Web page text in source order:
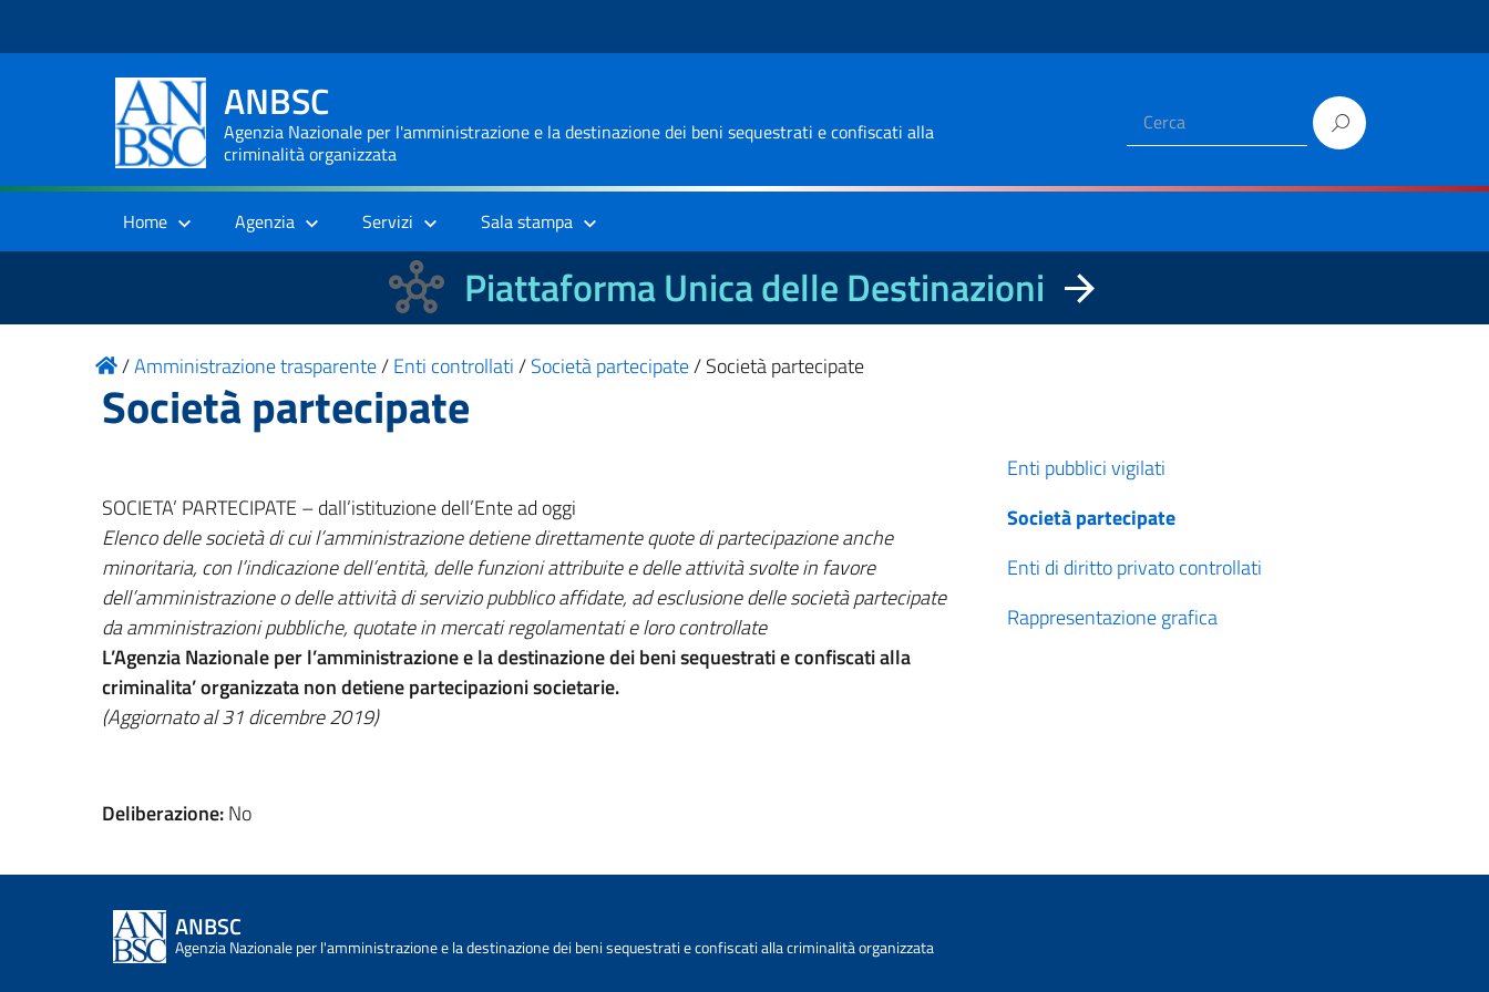
ANBSC
Agenzia Nazionale per l'amministrazione e la destinazione dei beni sequestrati e confiscati alla
criminalità organizzata
Home Agenzia Servizi Sala stampa
Piattaforma Unica delle Destinazioni
/Amministrazione trasparente/Enti controllati/Società partecipate/Società partecipate
Società partecipate
SOCIETA’ PARTECIPATE – dall’istituzione dell’Ente ad oggi
Elenco delle società di cui l’amministrazione detiene direttamente quote di partecipazione anche
minoritaria, con l’indicazione dell’entità, delle funzioni attribuite e delle attività svolte in favore
dell’amministrazione o delle attività di servizio pubblico affidate, ad esclusione delle società partecipate
da amministrazioni pubbliche, quotate in mercati regolamentati e loro controllate
L’Agenzia Nazionale per l’amministrazione e la destinazione dei beni sequestrati e confiscati alla
criminalita’ organizzata non detiene partecipazioni societarie.
(Aggiornato al 31 dicembre 2019)
Deliberazione:No
Enti pubblici vigilati
Società partecipate
Enti di diritto privato controllati
Rappresentazione grafica
ANBSC
Agenzia Nazionale per l'amministrazione e la destinazione dei beni sequestrati e confiscati alla criminalità organizzata